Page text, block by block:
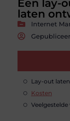
Een lay-
laten
Internet
Lay-out
Kosten
Veelgestelde